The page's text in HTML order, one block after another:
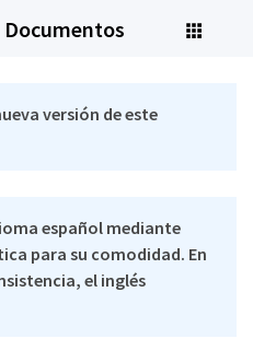
Documentos
versión de este
español mediante
para su comodidad. En
el inglés